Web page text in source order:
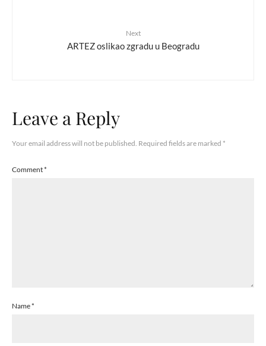
Next
ARTEZ oslikao zgradu u Beogradu
Leave a Reply
Your email address will not be published. Required fields are marked *
Comment*
Name*